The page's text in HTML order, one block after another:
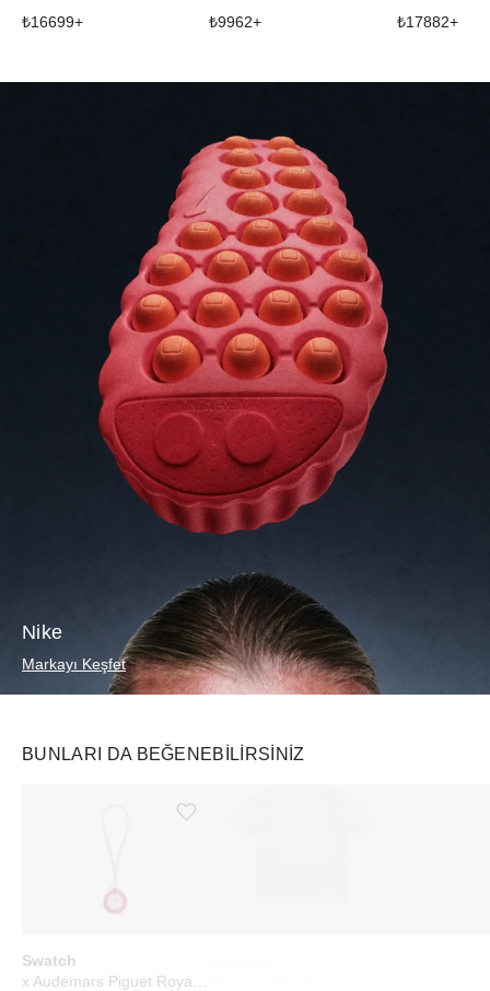
₺16699+ ₺9962+ ₺17882+
Nike
Markayı Keşfet
BUNLARI DA BEĞENEBILIRSINIZ
Swatch
Ürünü istek listesine ekle veya listeden çıkar